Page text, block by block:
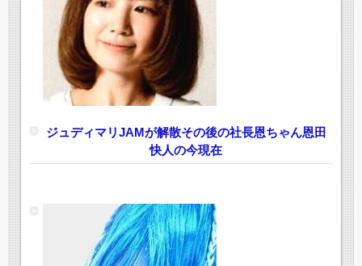
ジュディマリJAMが解散その後の社長恩ちゃん恩田
快人の今現在